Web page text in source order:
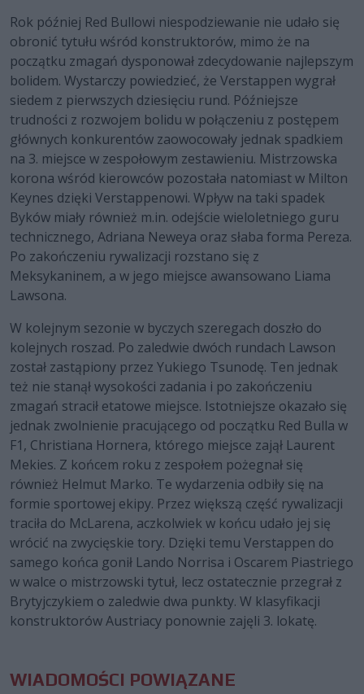
Rok później Red Bullowi niespodziewanie nie udało się
obronić tytułu wśród konstruktorów, mimo że na
początku zmagań dysponował zdecydowanie najlepszym
bolidem. Wystarczy powiedzieć, że Verstappen wygrał
siedem z pierwszych dziesięciu rund. Późniejsze
trudności z rozwojem bolidu w połączeniu z postępem
głównych konkurentów zaowocowały jednak spadkiem
na 3. miejsce w zespołowym zestawieniu. Mistrzowska
korona wśród kierowców pozostała natomiast w Milton
Keynes dzięki Verstappenowi. Wpływ na taki spadek
Byków miały również m.in. odejście wieloletniego guru
technicznego, Adriana Neweya oraz słaba forma Pereza.
Po zakończeniu rywalizacji rozstano się z
Meksykaninem, a w jego miejsce awansowano Liama
Lawsona.
W kolejnym sezonie w byczych szeregach doszło do
kolejnych roszad. Po zaledwie dwóch rundach Lawson
został zastąpiony przez Yukiego Tsunodę. Ten jednak
też nie stanął wysokości zadania i po zakończeniu
zmagań stracił etatowe miejsce. Istotniejsze okazało się
jednak zwolnienie pracującego od początku Red Bulla w
F1, Christiana Hornera, którego miejsce zajął Laurent
Mekies. Z końcem roku z zespołem pożegnał się
również Helmut Marko. Te wydarzenia odbiły się na
formie sportowej ekipy. Przez większą część rywalizacji
traciła do McLarena, aczkolwiek w końcu udało jej się
wrócić na zwycięskie tory. Dzięki temu Verstappen do
samego końca gonił Lando Norrisa i Oscarem Piastriego
w walce o mistrzowski tytuł, lecz ostatecznie przegrał z
Brytyjczykiem o zaledwie dwa punkty. W klasyfikacji
konstruktorów Austriacy ponownie zajęli 3. lokatę.
WIADOMOŚCI POWIĄZANE